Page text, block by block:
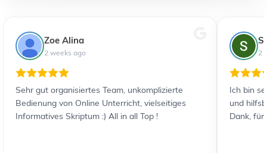
Zoe Alina
2 weeks ago
Sehr gut organisiertes Team, unkomplizierte
Bedienung von Online Unterricht, vielseitiges
Informatives Skriptum :) All in all Top !
2
Ich bin
und
Dank, für